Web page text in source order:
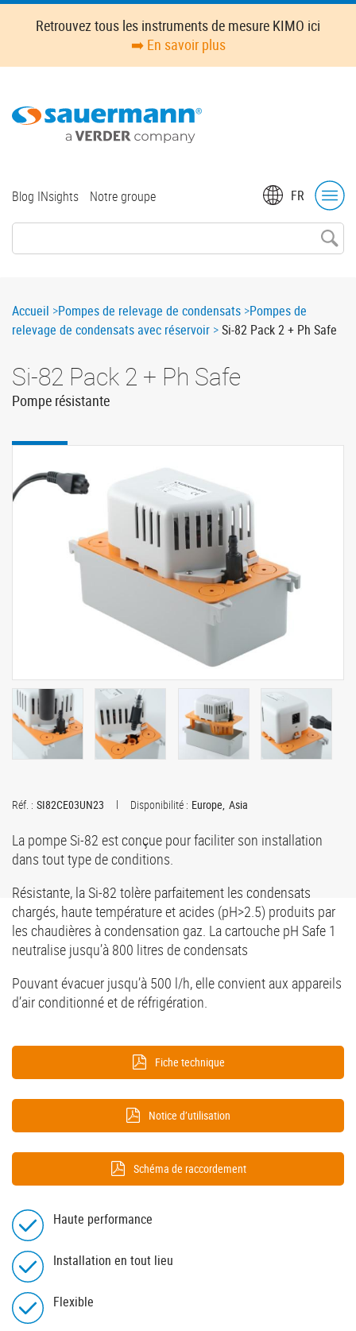
Skip
content
Retrouvez tous les instruments de mesure KIMO ici
➡️ En savoir plus
FR
Top
Blog INsights Notre groupe
Breadcrumb
Accueil Pompes de relevage de condensats Pompes de
relevage de condensats avec réservoir
Si-82 Pack 2 + Ph Safe
Si-82 Pack 2 + Ph Safe
Pompe résistante
Disponibilité : Europe Asia
Réf. : SI82CE03UN23
La pompe Si-82 est conçue pour faciliter son installation
dans tout type de conditions.
Résistante, la Si-82 tolère parfaitement les condensats
chargés, haute température et acides (pH>2.5) produits par
les chaudières à condensation gaz. La cartouche pH Safe 1
neutralise jusqu’à 800 litres de condensats
Pouvant évacuer jusqu’à 500 l/h, elle convient aux appareils
d’air conditionné et de réfrigération.
Fiche technique
Notice d’utilisation
Schéma de raccordement
Haute performance
Installation en tout lieu
Flexible